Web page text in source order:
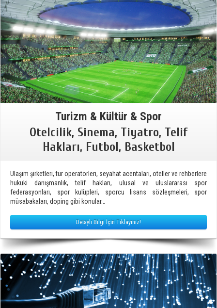
Turizm & Kültür & Spor
Otelcilik, Sinema, Tiyatro, Telif
Hakları, Futbol, Basketbol
Ulaşım şirketleri, tur operatörleri, seyahat acentaları, oteller ve rehberlere
hukuki danışmanlık, telif hakları, ulusal ve uluslararası spor
federasyonları, spor kulüpleri, sporcu lisans sözleşmeleri, spor
müsabakaları, doping gibi konular…
Detaylı Bilgi İçin Tıklayınız!